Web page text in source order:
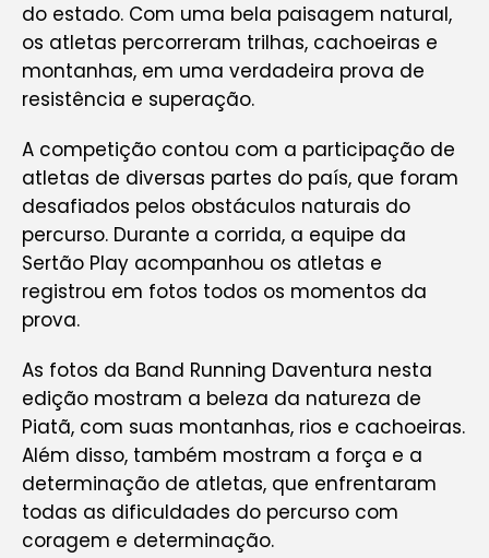
do estado. Com uma bela paisagem natural,
os atletas percorreram trilhas, cachoeiras e
montanhas, em uma verdadeira prova de
resistência e superação.
A competição contou com a participação de
atletas de diversas partes do país, que foram
desafiados pelos obstáculos naturais do
percurso. Durante a corrida, a equipe da
Sertão Play acompanhou os atletas e
registrou em fotos todos os momentos da
prova.
As fotos da Band Running Daventura nesta
edição mostram a beleza da natureza de
Piatã, com suas montanhas, rios e cachoeiras.
Além disso, também mostram a força e a
determinação de atletas, que enfrentaram
todas as dificuldades do percurso com
coragem e determinação.